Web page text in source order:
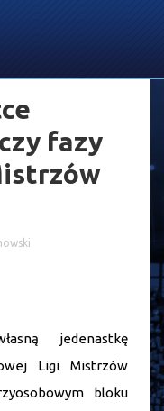
fazy
jedenastkę
Ligi Mistrzów
bloku